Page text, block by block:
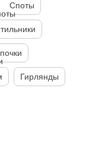
Споты
Гирлянды